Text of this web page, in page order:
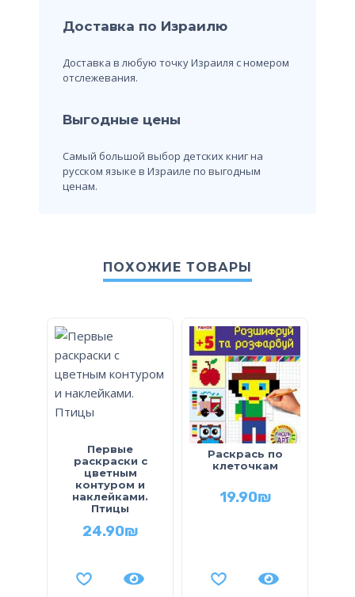
Доставка по Израилю
Доставка в любую точку Израиля с номером
отслежевания.
Выгодные цены
Самый большой выбор детских книг на
русском языке в Израиле по выгодным
ценам.
ПОХОЖИЕ ТОВАРЫ
Первые
раскраски с
цветным
контуром и
наклейками.
Птицы
24.90₪
Раскрась по
клеточкам
19.90₪